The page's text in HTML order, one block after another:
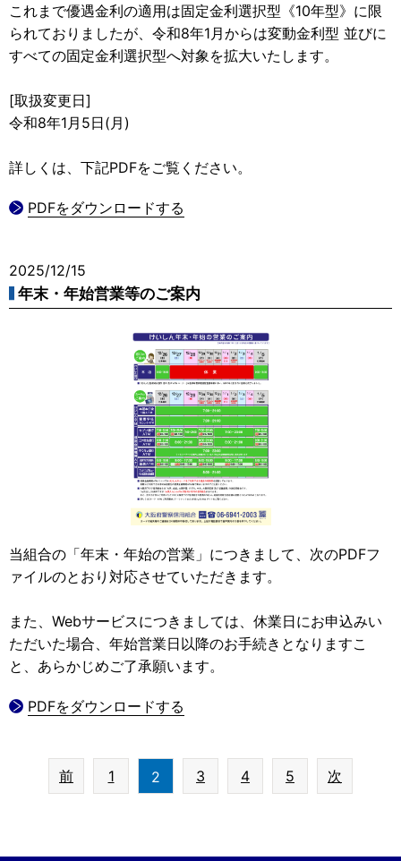
これまで優遇金利の適用は固定金利選択型《10年型》に限
られておりましたが、令和8年1月からは変動金利型 並びに
すべての固定金利選択型へ対象を拡大いたします。
[取扱変更日]
令和8年1月5日(月)
詳しくは、下記PDFをご覧ください。
PDFをダウンロードする
2025/12/15
年末・年始営業等のご案内
当組合の「年末・年始の営業」につきまして、次のPDFフ
ァイルのとおり対応させていただきます。
また、Webサービスにつきましては、休業日にお申込みい
ただいた場合、年始営業日以降のお手続きとなりますこ
と、あらかじめご了承願います。
PDFをダウンロードする
前 1 2 3 4 5 次